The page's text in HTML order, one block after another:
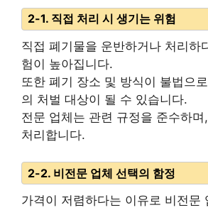
2-1. 직접 처리 시 생기는 위험
직접 폐기물을 운반하거나 처리하
험이 높아집니다.
또한 폐기 장소 및 방식이 불법으
의 처벌 대상이 될 수 있습니다.
전문 업체는 관련 규정을 준수하
처리합니다.
2-2. 비전문 업체 선택의 함정
가격이 저렴하다는 이유로 비전문